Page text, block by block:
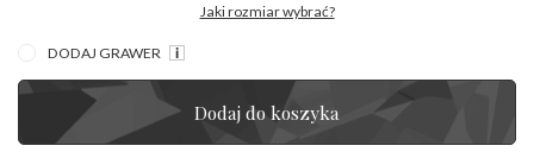
Jaki rozmiar wybrać?
DODAJ GRAWER
Dodaj do koszyka